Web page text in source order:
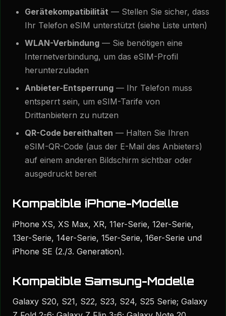
Gerätekompatibilität — Stellen Sie sicher, dass
Ihr Telefon eSIM unterstützt (siehe Liste unten)
WLAN-Verbindung — Sie benötigen eine
Internetverbindung, um das eSIM-Profil
herunterzuladen
Anbieter-Entsperrung — Ihr Telefon muss
entsperrt sein, um eSIM-Tarife von
Drittanbietern zu nutzen
QR-Code bereithalten — Halten Sie Ihren
eSIM-QR-Code (aus der E-Mail des Anbieters)
auf einem anderen Bildschirm sichtbar oder
ausgedruckt bereit
Kompatible iPhone-Modelle
iPhone XS, XS Max, XR, 11er-Serie, 12er-Serie,
13er-Serie, 14er-Serie, 15er-Serie, 16er-Serie und
iPhone SE (2./3. Generation).
Kompatible Samsung-Modelle
Galaxy S20, S21, S22, S23, S24, S25 Serie; Galaxy